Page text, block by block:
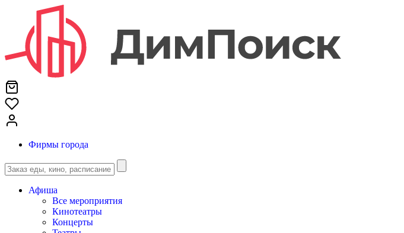
Фирмы города
Афиша
Все мероприятия
Кинотеатры
Концерты